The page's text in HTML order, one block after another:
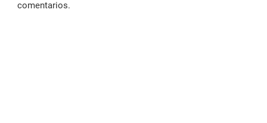
comentarios.